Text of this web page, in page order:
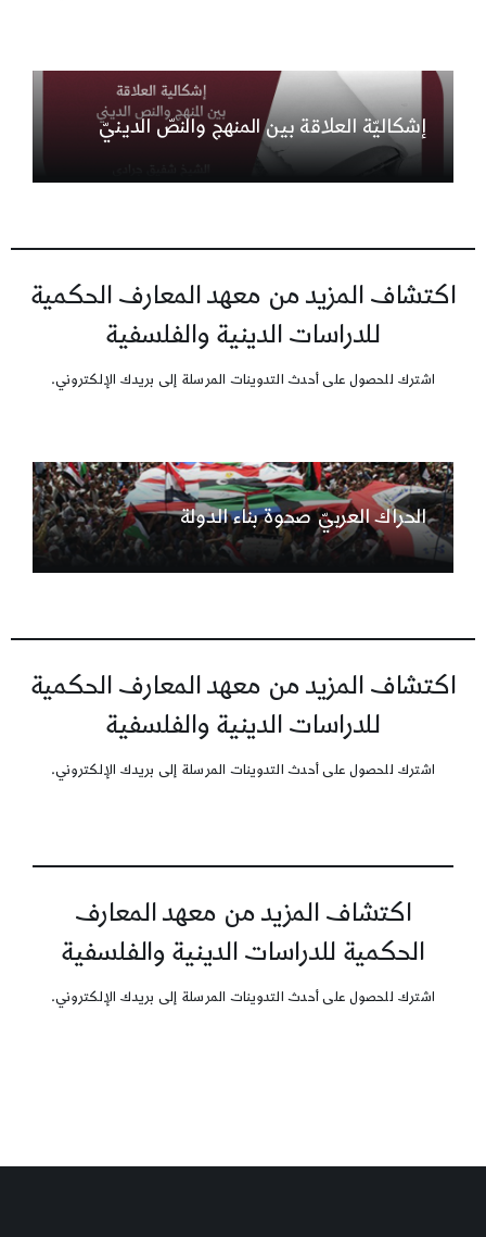
إشكاليّة العلاقة بين المنهج والنصّ الدينيّ
اكتشاف المزيد من معهد المعارف الحكمية
للدراسات الدينية والفلسفية
اشترك للحصول على أحدث التدوينات المرسلة إلى بريدك الإلكتروني.
الحراك العربيّ صحوة بناء الدولة
اكتشاف المزيد من معهد المعارف الحكمية
للدراسات الدينية والفلسفية
اشترك للحصول على أحدث التدوينات المرسلة إلى بريدك الإلكتروني.
اكتشاف المزيد من معهد المعارف
الحكمية للدراسات الدينية والفلسفية
اشترك للحصول على أحدث التدوينات المرسلة إلى بريدك الإلكتروني.